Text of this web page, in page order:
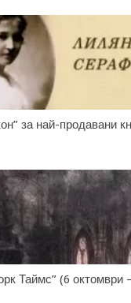
за най-продавани
Таймс” (6 октомври